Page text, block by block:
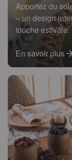
Apportez du
– un design
touche estivale.
En savoir plus